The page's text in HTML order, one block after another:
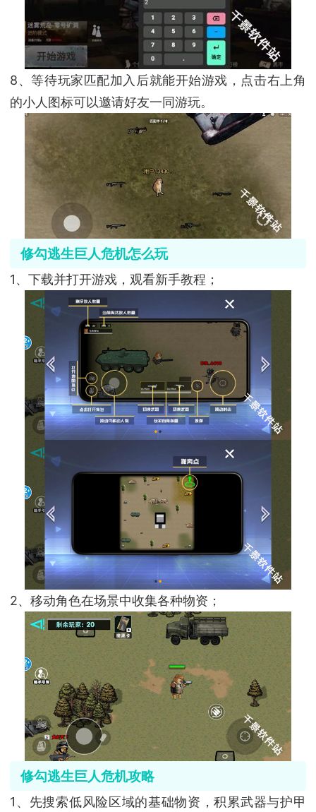
8、等待玩家匹配加入后就能开始游戏，点击右上角
的小人图标可以邀请好友一同游玩。
修勾逃生巨人危机怎么玩
1、下载并打开游戏，观看新手教程；
2、移动角色在场景中收集各种物资；
修勾逃生巨人危机攻略
1、先搜索低风险区域的基础物资，积累武器与护甲